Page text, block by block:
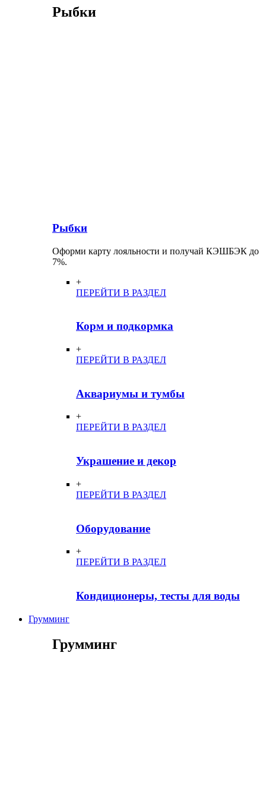
Рыбки
Рыбки
Оформи карту лояльности и получай КЭШБЭК до
7%.
+
ПЕРЕЙТИ В РАЗДЕЛ
Корм и подкормка
+
ПЕРЕЙТИ В РАЗДЕЛ
Аквариумы и тумбы
+
ПЕРЕЙТИ В РАЗДЕЛ
Украшение и декор
+
ПЕРЕЙТИ В РАЗДЕЛ
Оборудование
+
ПЕРЕЙТИ В РАЗДЕЛ
Кондиционеры, тесты для воды
Грумминг
Грумминг